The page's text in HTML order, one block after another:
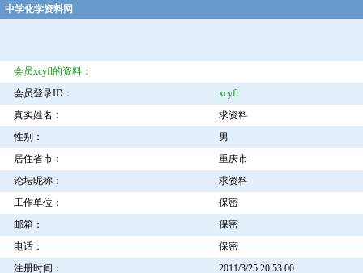
中学化学资料网
会员xcyfl的资料：
会员登录ID：
xcyfl
真实姓名：
求资料
性别：
男
居住省市：
重庆市
论坛昵称：
求资料
工作单位：
保密
邮箱：
保密
电话：
保密
注册时间：
2011/3/25 20:53:00